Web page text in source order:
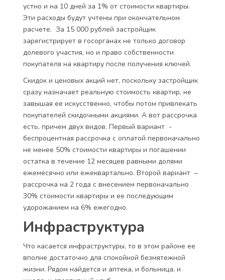
устно и на 10 дней за 1% от стоимости квартиры.
Эти расходы будут учтены при окончательном
расчете. За 15 000 рублей застройщик
зарегистрирует в госорганах не только договор
долевого участия, но и право собственности
покупателя на квартиру после получения ключей.
Скидок и ценовых акций нет, поскольку застройщик
сразу назначает реальную стоимость квартир, не
завышая ее искусственно, чтобы потом привлекать
покупателей скидочными акциями. А вот рассрочка
есть, причем двух видов. Первый вариант -
беспроцентная рассрочка с оплатой первоначально
не менее 50% стоимости квартиры и погашении
остатка в течение 12 месяцев равными долями
ежемесячно или ежеквартально. Второй вариант –
рассрочка на 2 года с внесением первоначально
30% стоимости квартиры и ее последующим
удорожанием на 6% ежегодно.
Инфраструктура
Что касается инфраструктуры, то в этом районе ее
вполне достаточно для спокойной безмятежной
жизни. Рядом найдется и аптека, и больница, и